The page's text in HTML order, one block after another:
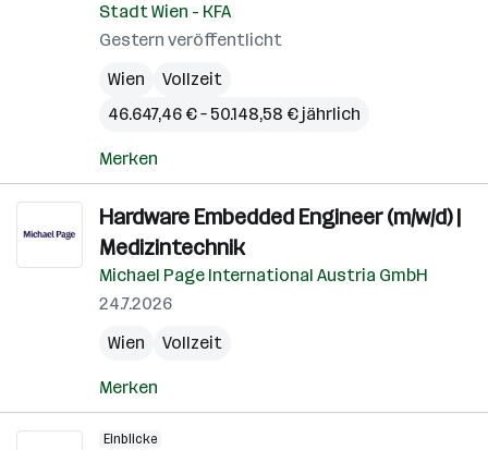
Stadt Wien - KFA
Gestern veröffentlicht
Wien
Vollzeit
46.647,46 € – 50.148,58 € jährlich
Merken
Hardware Embedded Engineer (m/w/d) |
Medizintechnik
Michael Page International Austria GmbH
24.7.2026
Wien
Vollzeit
Merken
Einblicke